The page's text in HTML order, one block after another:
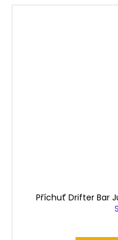
Příchuť Drifter Bar